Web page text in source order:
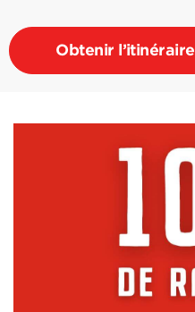
Obtenir l’itinéraire